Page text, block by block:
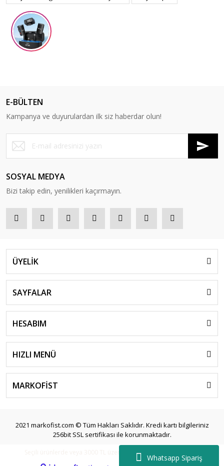
Whatsapp Sipariş
E-BÜLTEN
Kampanya ve duyurulardan ilk siz haberdar olun!
SOSYAL MEDYA
Bizi takip edin, yenilikleri kaçırmayın.
ÜYELİK
SAYFALAR
HESABIM
HIZLI MENÜ
MARKOFİST
2021 markofist.com © Tüm Hakları Saklıdır. Kredi kartı bilgileriniz
256bit SSL sertifikası ile korunmaktadır.
Seçili ürünlerde veya 3000 TL üzeri siparişlerde ücretsiz kargo.